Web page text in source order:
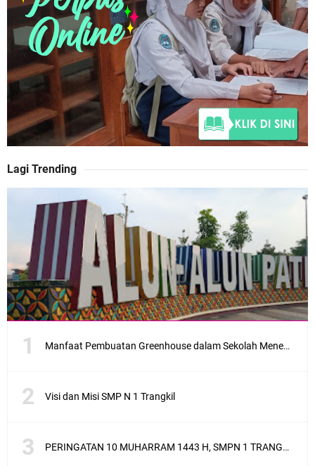
Lagi Trending
Manfaat Pembuatan Greenhouse dalam Sekolah Menengah Pertama sebagai Penerapan Sekolah Adiwiyata
Visi dan Misi SMP N 1 Trangkil
PERINGATAN 10 MUHARRAM 1443 H, SMPN 1 TRANGKIL SANTUNI ANAK YATIM